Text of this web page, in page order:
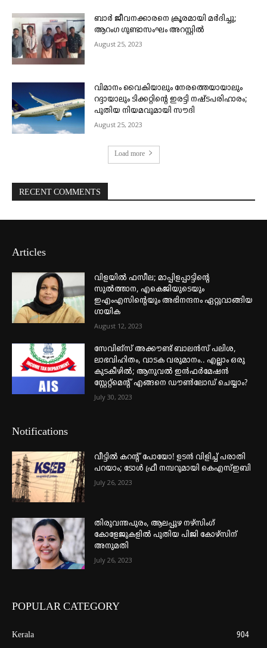
ബാർ ജീവനക്കാരനെ ക്രൂരമായി മർദിച്ചു;
ആറംഗ ഗുണ്ടാസംഘം അറസ്റ്റിൽ
August 25, 2023
വിമാനം വൈകിയാലും നേരത്തെയായാലും
റദ്ദായാലും ടിക്കറ്റിന്റെ ഇരട്ടി നഷ്ടപരിഹാരം;
പുതിയ നിയമവുമായി സൗദി
August 25, 2023
Load more
RECENT COMMENTS
Articles
വിളയിൽ ഫസീല; മാപ്പിളപ്പാട്ടിന്റെ
സുൽത്താന, എകെജിയുടെയും
ഇഎംഎസിന്റെയും അഭിനന്ദനം ഏറ്റുവാങ്ങിയ
ഗായിക
August 12, 2023
സേവിങ്സ് അക്കൗണ്ട് ബാലൻസ് പലിശ,
ലാഭവിഹിതം, വാടക വരുമാനം.. എല്ലാം ഒരു
കുടകീഴിൽ; ആനുവൽ ഇൻഫർമേഷൻ
സ്റ്റേറ്റ്മെന്റ് എങ്ങനെ ഡൗൺലോഡ് ചെയ്യാം?
July 30, 2023
Notifications
വീട്ടില്‍ കറന്റ് പോയോ! ഉടന്‍ വിളിച്ച് പരാതി
പറയാം; ടോള്‍ ഫ്രീ നമ്പറുമായി കെഎസ്ഇബി
July 26, 2023
തിരുവന്തപുരം, ആലപ്പുഴ നഴ്‌സിംഗ്
കോളേജുകളില്‍ പുതിയ പിജി കോഴ്‌സിന്
അനുമതി
July 26, 2023
POPULAR CATEGORY
Kerala 904